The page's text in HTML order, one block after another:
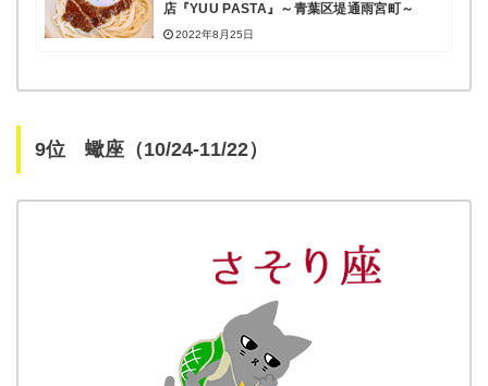
店『YUU PASTA』～青葉区堤通雨宮町～
2022年8月25日
9位 蠍座（10/24-11/22）